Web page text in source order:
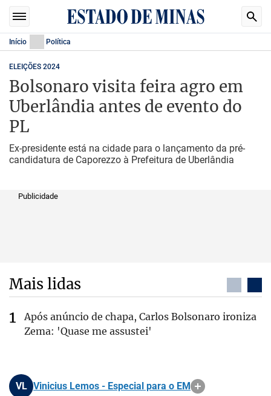
Início Política
ELEIÇÕES 2024
Bolsonaro visita feira agro em
Uberlândia antes de evento do
PL
Ex-presidente está na cidade para o lançamento da pré-
candidatura de Caporezzo à Prefeitura de Uberlândia
Publicidade
Mais lidas
Após anúncio de chapa, Carlos Bolsonaro ironiza
Zema: 'Quase me assustei'
VL Vinicius Lemos - Especial para o EM